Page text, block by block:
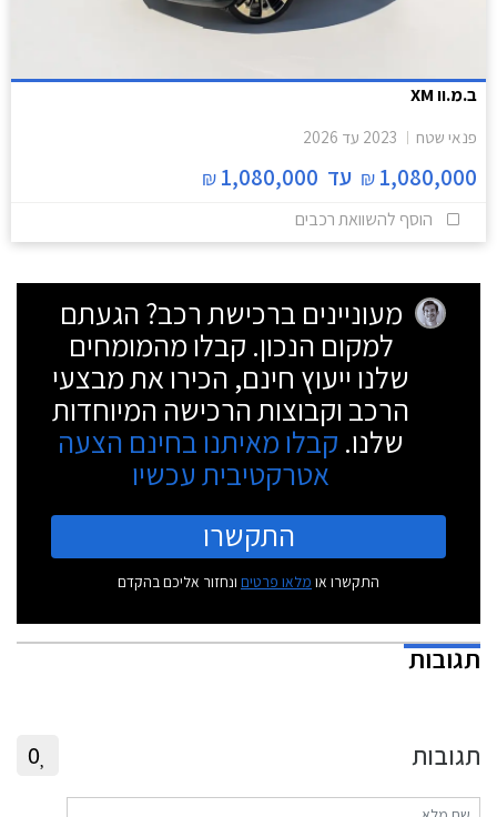
ב.מ.וו XM
פנאי שטח 2023 עד 2026
1,080,000
₪ עד 1,080,000
₪
הוסף להשוואת רכבים
מעוניינים ברכישת רכב? הגעתם
למקום הנכון. קבלו מהמומחים
שלנו ייעוץ חינם, הכירו את מבצעי
הרכב וקבוצות הרכישה המיוחדות
שלנו. קבלו מאיתנו בחינם הצעה
אטרקטיבית עכשיו
התקשרו
התקשרו או מלאו פרטים ונחזור אליכם בהקדם
תגובות
תגובות 0